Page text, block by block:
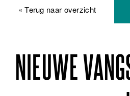
« Terug naar overzicht
NIEUWE